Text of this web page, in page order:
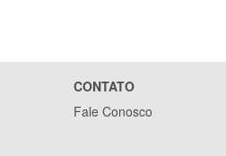
CONTATO
Fale Conosco